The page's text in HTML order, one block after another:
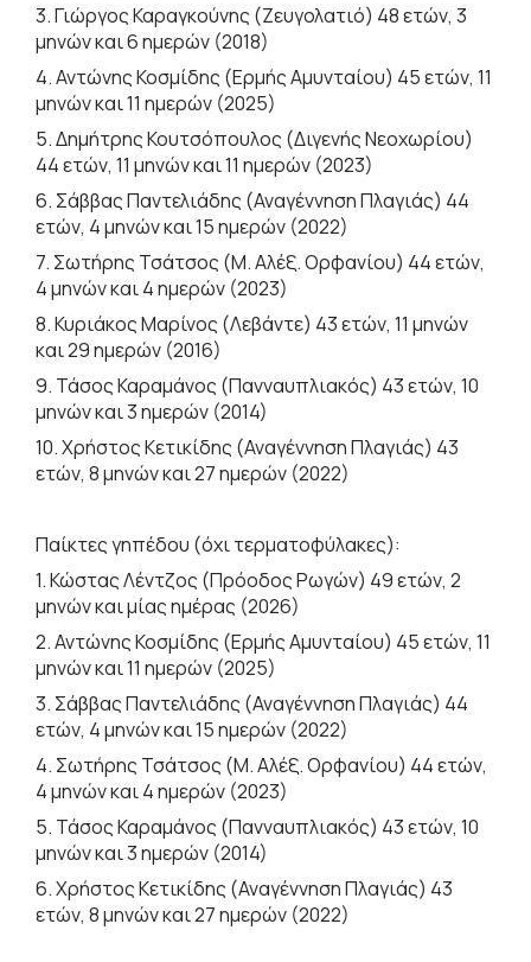
3. Γιώργος Καραγκούνης (Ζευγολατιό) 48 ετών, 3
μηνών και 6 ημερών (2018)
4. Αντώνης Κοσμίδης (Ερμής Αμυνταίου) 45 ετών, 11
μηνών και 11 ημερών (2025)
5. Δημήτρης Κουτσόπουλος (Διγενής Νεοχωρίου)
44 ετών, 11 μηνών και 11 ημερών (2023)
6. Σάββας Παντελιάδης (Αναγέννηση Πλαγιάς) 44
ετών, 4 μηνών και 15 ημερών (2022)
7. Σωτήρης Τσάτσος (Μ. Αλέξ. Ορφανίου) 44 ετών,
4 μηνών και 4 ημερών (2023)
8. Κυριάκος Μαρίνος (Λεβάντε) 43 ετών, 11 μηνών
και 29 ημερών (2016)
9. Τάσος Καραμάνος (Πανναυπλιακός) 43 ετών, 10
μηνών και 3 ημερών (2014)
10. Χρήστος Κετικίδης (Αναγέννηση Πλαγιάς) 43
ετών, 8 μηνών και 27 ημερών (2022)
Παίκτες γηπέδου (όχι τερματοφύλακες):
1. Κώστας Λέντζος (Πρόοδος Ρωγών) 49 ετών, 2
μηνών και μίας ημέρας (2026)
2. Αντώνης Κοσμίδης (Ερμής Αμυνταίου) 45 ετών, 11
μηνών και 11 ημερών (2025)
3. Σάββας Παντελιάδης (Αναγέννηση Πλαγιάς) 44
ετών, 4 μηνών και 15 ημερών (2022)
4. Σωτήρης Τσάτσος (Μ. Αλέξ. Ορφανίου) 44 ετών,
4 μηνών και 4 ημερών (2023)
5. Τάσος Καραμάνος (Πανναυπλιακός) 43 ετών, 10
μηνών και 3 ημερών (2014)
6. Χρήστος Κετικίδης (Αναγέννηση Πλαγιάς) 43
ετών, 8 μηνών και 27 ημερών (2022)